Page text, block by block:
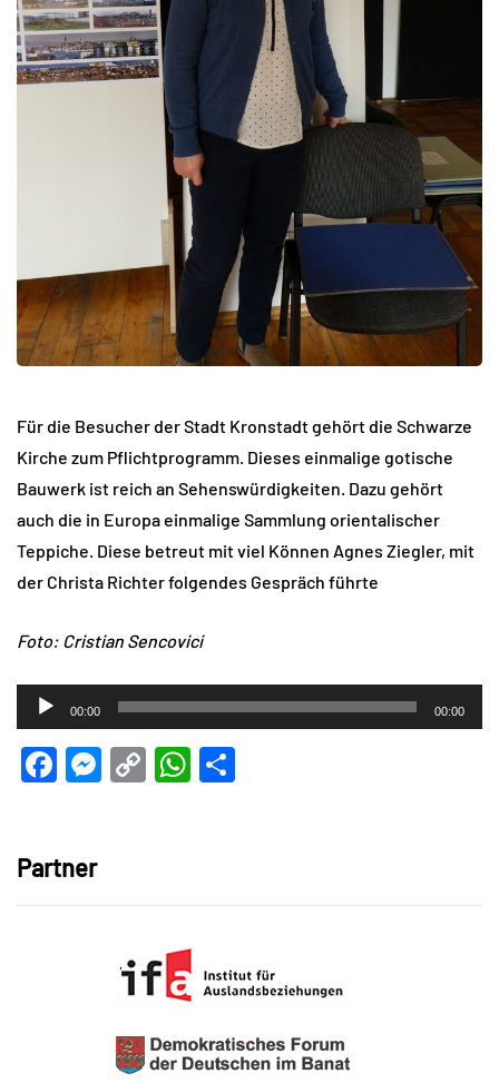
Für die Besucher der Stadt Kronstadt gehört die Schwarze
Kirche zum Pflichtprogramm. Dieses einmalige gotische
Bauwerk ist reich an Sehenswürdigkeiten. Dazu gehört
auch die in Europa einmalige Sammlung orientalischer
Teppiche. Diese betreut mit viel Können Agnes Ziegler, mit
der Christa Richter folgendes Gespräch führte
Foto: Cristian Sencovici
Audio-
Player
00:00 00:00
Facebook
Messenger
CopyWhatsApp
Partner